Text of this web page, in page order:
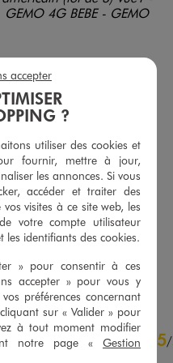
Body manches longues bébé garçon à message col américain (lot de 3)
9,99 €
5/5 de moyenne
(220 avis)
AU PANIER
5/
?
utiliser des cookies et
fournir, mettre à jour,
les annonces. Si vous
accéder et traiter des
visites à ce site web, les
votre compte utilisateur
les identifiants des cookies.
» pour consentir à ces
accepter » pour vous y
préférences concernant
sur « Valider » pour
à tout moment modifier
notre page « Gestion
accepter